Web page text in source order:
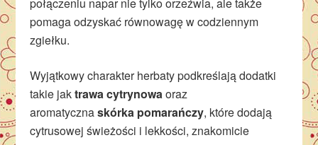
połączeniu napar nie tylko orzeźwia, ale także
pomaga odzyskać równowagę w codziennym
zgiełku.
Wyjątkowy charakter herbaty podkreślają dodatki
takie jaktrawa cytrynowaoraz
aromatycznaskórka pomarańczy, które dodają
cytrusowej świeżości i lekkości, znakomicie